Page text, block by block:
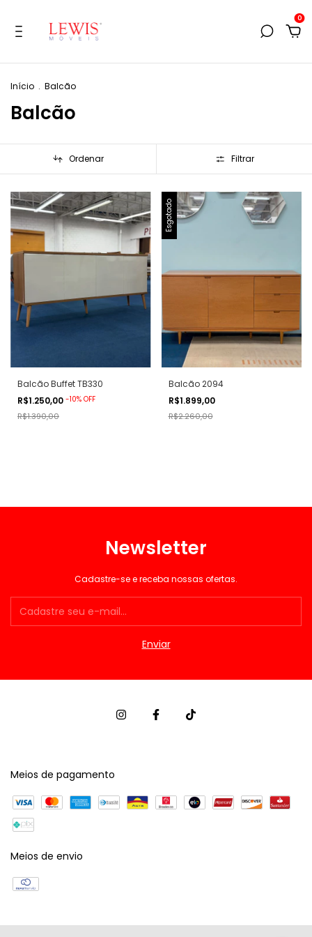
0
Início . Balcão
Balcão
Ordenar Filtrar
Balcão Buffet TB330
R$1.250,00 -10% OFF
R$1.390,00
Esgotado
Balcão 2094
R$1.899,00
R$2.260,00
Newsletter
Cadastre-se e receba nossas ofertas.
Meios de pagamento
Meios de envio